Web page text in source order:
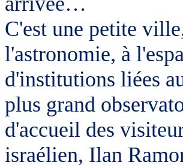
C'est une petite
l'astronomie, à
d'institutions liées
plus grand
d'accueil des
israélien, Ilan